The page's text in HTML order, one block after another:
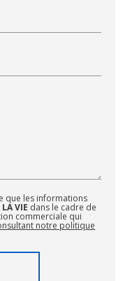
que les informations
VIE dans le cadre de
commerciale qui
notre politique